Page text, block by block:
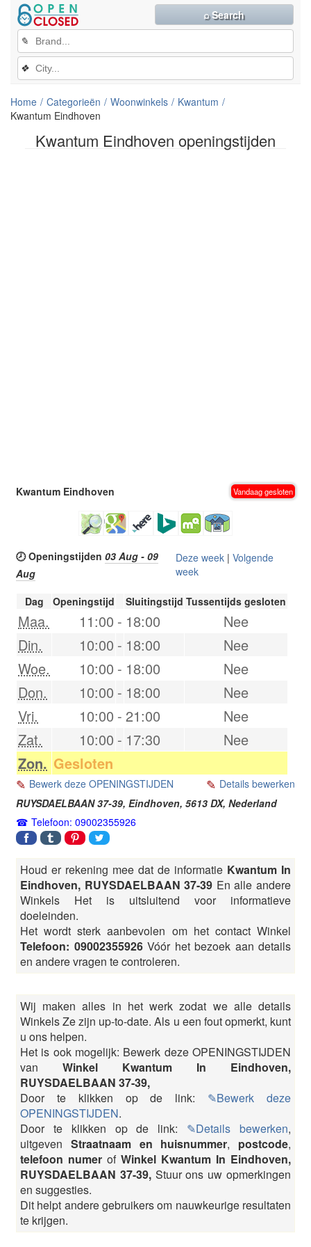
Kwantum Eindhoven openingstijden
✎
❖
⌕ Search
Home Categorieën Woonwinkels
Kwantum
Kwantum Eindhoven
Kwantum Eindhoven Vandaag gesloten
🕗 Openingstijden 03 Aug - 09
Aug
Deze week| Volgende
week
Dag Openingstijd Sluitingstijd Tussentijds gesloten
Maa. 11:00 - 18:00
Nee
Din.
10:00 - 18:00
Nee
Woe.
10:00 - 18:00
Nee
Don.
10:00 - 18:00
Nee
Vri.
10:00 - 21:00
Nee
Zat.
10:00 - 17:30
Nee
Zon. Gesloten
Bewerk deze OPENINGSTIJDEN
Details bewerken
RUYSDAELBAAN 37-39, Eindhoven, 5613 DX, Nederland
Telefoon: 09002355926
Houd er rekening mee dat de informatie Kwantum In
Eindhoven, RUYSDAELBAAN 37-39 En alle andere
Winkels Het is uitsluitend voor informatieve
doeleinden.
Het wordt sterk aanbevolen om het contact Winkel
Telefoon: 09002355926Vóór het bezoek aan details
en andere vragen te controleren.
Wij maken alles in het werk zodat we alle details
Winkels Ze zijn up-to-date. Als u een fout opmerkt, kunt
u ons helpen.
Het is ook mogelijk: Bewerk deze OPENINGSTIJDEN
van Winkel Kwantum In Eindhoven,
RUYSDAELBAAN 37-39,
Door te klikken op de link: ✎Bewerk deze
OPENINGSTIJDEN.
Door te klikken op de link: ✎Details bewerken,
uitgeven Straatnaam en huisnummer, postcode,
telefoon numer of Winkel Kwantum In Eindhoven,
RUYSDAELBAAN 37-39,Stuur ons uw opmerkingen
en suggesties.
Dit helpt andere gebruikers om nauwkeurige resultaten
te krijgen.